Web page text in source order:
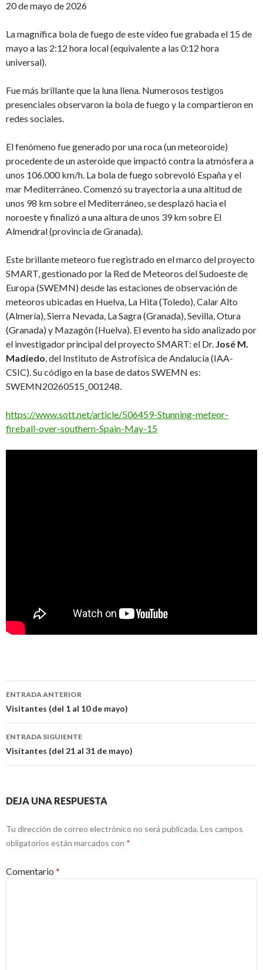
20 de mayo de 2026
La magnífica bola de fuego de este vídeo fue grabada el 15 de
mayo a las 2:12 hora local (equivalente a las 0:12 hora
universal).
Fue más brillante que la luna llena. Numerosos testigos
presenciales observaron la bola de fuego y la compartieron en
redes sociales.
El fenómeno fue generado por una roca (un meteoroide)
procedente de un asteroide que impactó contra la atmósfera a
unos 106.000 km/h. La bola de fuego sobrevoló España y el
mar Mediterráneo. Comenzó su trayectoria a una altitud de
unos 98 km sobre el Mediterráneo, se desplazó hacia el
noroeste y finalizó a una altura de unos 39 km sobre El
Almendral (provincia de Granada).
Este brillante meteoro fue registrado en el marco del proyecto
SMART, gestionado por la Red de Meteoros del Sudoeste de
Europa (SWEMN) desde las estaciones de observación de
meteoros ubicadas en Huelva, La Hita (Toledo), Calar Alto
(Almería), Sierra Nevada, La Sagra (Granada), Sevilla, Otura
(Granada) y Mazagón (Huelva). El evento ha sido analizado por
el investigador principal del proyecto SMART: el Dr. José M.
Madiedo, del Instituto de Astrofísica de Andalucía (IAA-
CSIC). Su código en la base de datos SWEMN es:
SWEMN20260515_001248.
https://www.sott.net/article/506459-Stunning-meteor-
fireball-over-southern-Spain-May-15
Navegación
de
entradas
ENTRADA ANTERIOR
Visitantes (del 1 al 10 de mayo)
ENTRADA SIGUIENTE
Visitantes (del 21 al 31 de mayo)
DEJA UNA RESPUESTA
Tu dirección de correo electrónico no será publicada. Los campos
obligatorios están marcados con *
Comentario *